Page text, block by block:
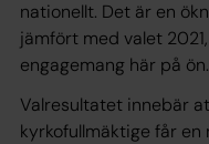
nationellt. Det är en
jämfört med valet
engagemang här på ön.
Valresultatet innebär
kyrkofullmäktige får